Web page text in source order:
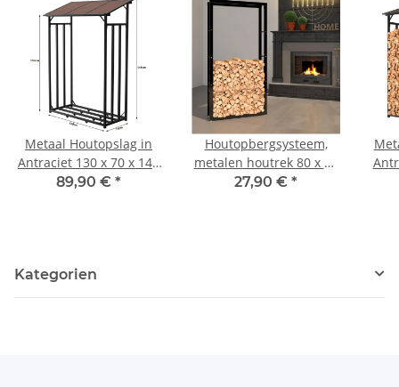
Metaal Houtopslag in
Antraciet 130 x 70 x 145
cm met Dak
89,90 € *
Houtopbergsysteem,
metalen houtrek 80 x 25
x 150 cm
27,90 € *
Kategorien